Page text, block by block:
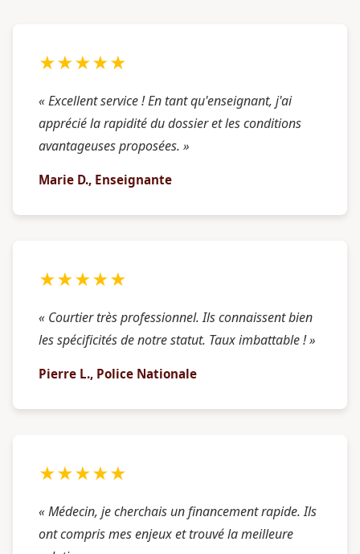
★★★★★
« Excellent service ! En tant qu'enseignant, j'ai
apprécié la rapidité du dossier et les conditions
avantageuses proposées. »
Marie D., Enseignante
★★★★★
« Courtier très professionnel. Ils connaissent bien
les spécificités de notre statut. Taux imbattable ! »
Pierre L., Police Nationale
★★★★★
« Médecin, je cherchais un financement rapide. Ils
ont compris mes enjeux et trouvé la meilleure